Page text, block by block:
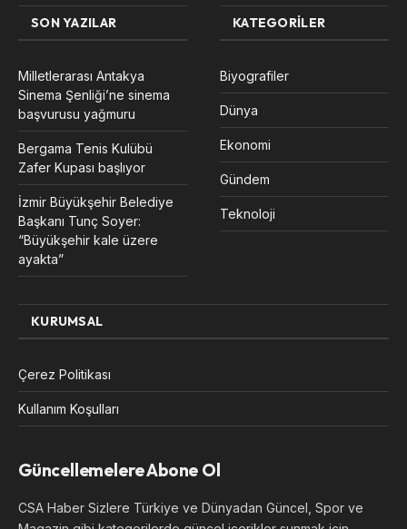
SON YAZILAR
Milletlerarası Antakya
Sinema Şenliği’ne sinema
başvurusu yağmuru
Bergama Tenis Kulübü
Zafer Kupası başlıyor
İzmir Büyükşehir Belediye
Başkanı Tunç Soyer:
“Büyükşehir kale üzere
ayakta”
KATEGORILER
Biyografiler
Dünya
Ekonomi
Gündem
Teknoloji
KURUMSAL
Çerez Politikası
Kullanım Koşulları
Güncellemelere Abone Ol
CSA Haber Sizlere Türkiye ve Dünyadan Güncel, Spor ve